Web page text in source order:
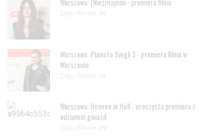
Warszawa: (Nie)znajomi - premiera filmu
Zdjęc/filmów: 44
Warszawa: Planeta Singli 3 - premiera filmu w
Warszawie
Zdjęc/filmów: 38
Warszawa: Heaven in Hell - uroczysta premiera z
udziałem gwiazd
Zdjęc/filmów: 29